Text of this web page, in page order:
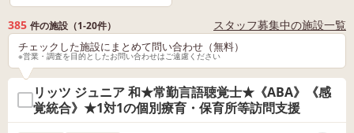
385 件の施設（1-20件） スタッフ募集中の施設一覧
チェックした施設にまとめて問い合わせ（無料）
※営業・調査を目的としたお問い合わせはご遠慮ください
リッツ ジュニア 和★常勤言語聴覚士★《ABA》《感
覚統合》★1対1の個別療育・保育所等訪問支援